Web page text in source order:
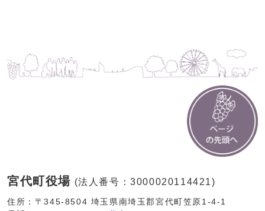
宮代町役場 (法人番号：3000020114421)
住所：〒345-8504 埼玉県南埼玉郡宮代町笠原1-4-1